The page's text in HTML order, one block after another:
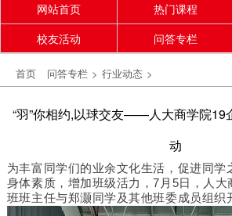
网站首页 热门课程
校友活动
问答专栏
首页 问答专栏 > 行业动态 >
“羽”你相约,以球交友——人大商学院19
动
为丰富同学们的业余文化生活，促进同学
身体素质，增加班级活力，7月5日，人大
班班主任与郑灏同学及其他班委成员组织